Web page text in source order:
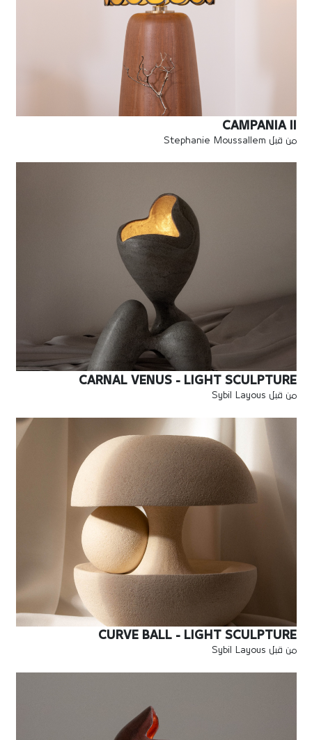
CAMPANIA II
من قبل Stephanie Moussallem
CARNAL VENUS - LIGHT SCULPTURE
من قبل Sybil Layous
CURVE BALL - LIGHT SCULPTURE
من قبل Sybil Layous